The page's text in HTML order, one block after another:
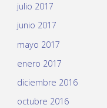
julio 2017
junio 2017
mayo 2017
enero 2017
diciembre 2016
octubre 2016